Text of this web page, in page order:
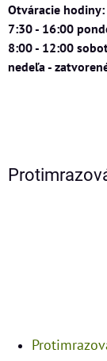
Otváracie hodiny:
7:30 - 16:00
8:00 - 12:00
nedeľa -